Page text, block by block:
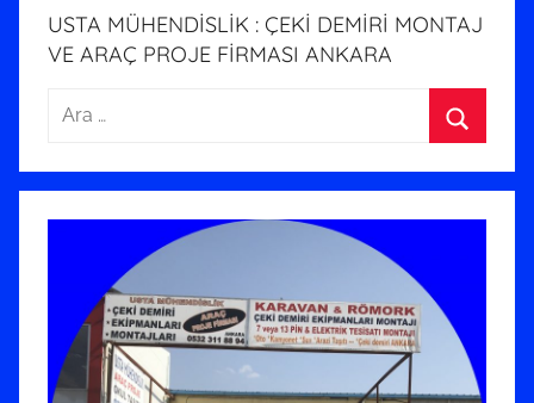
i
n
ö
n
m
USTA MÜHENDİSLİK : ÇEKİ DEMİRİ MONTAJ
VE ARAÇ PROJE FİRMASI ANKARA
Arama: